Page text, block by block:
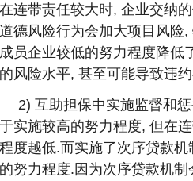
在连带责任较大时, 企业交纳
道德风险行为会加大项目风险
成员企业较低的努力程度降低
的风险水平, 甚至可能导致违
2) 互助担保中实施监督和
于实施较高的努力程度, 但在
程度越低.而实施了次序贷款
的努力程度.因为次序贷款机